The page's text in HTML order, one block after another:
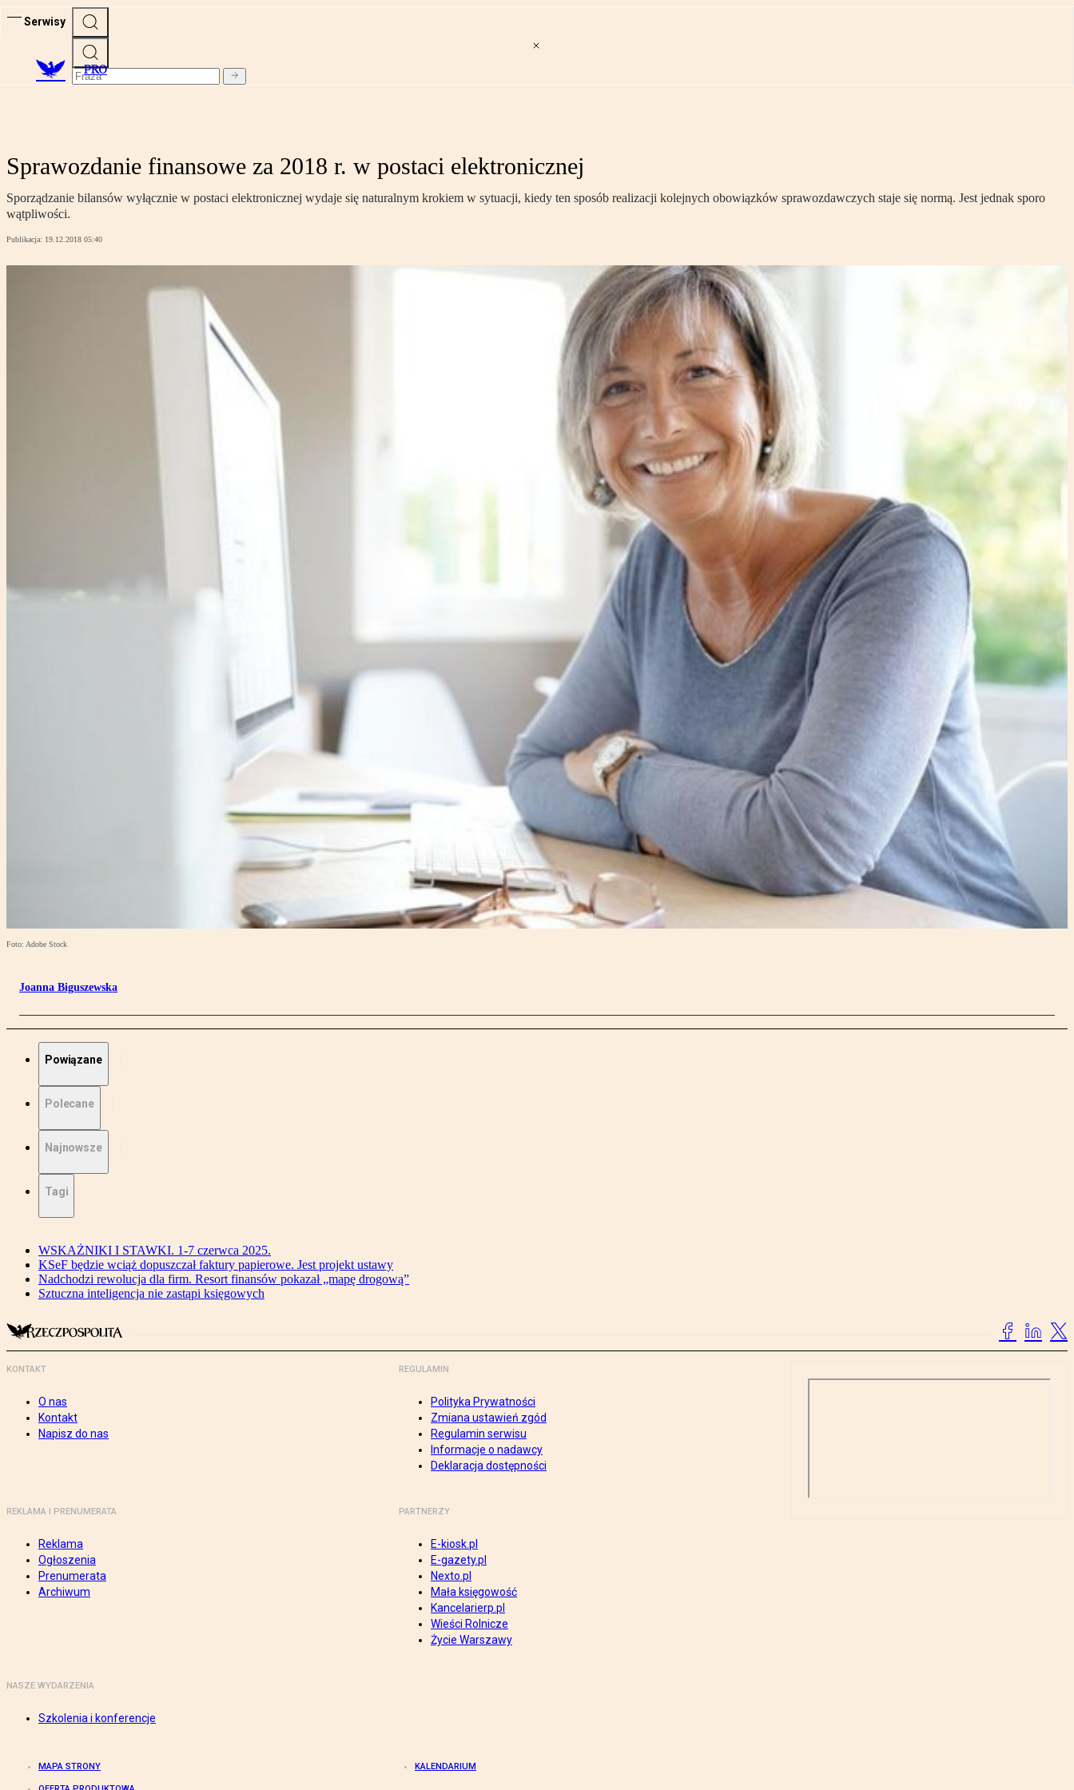
Serwisy
PRO
Sprawozdanie finansowe za 2018 r. w postaci elektronicznej
Sporządzanie bilansów wyłącznie w postaci elektronicznej wydaje się naturalnym krokiem w sytuacji, kiedy ten sposób realizacji kolejnych obowiązków sprawozdawczych staje się normą. Jest jednak sporo
wątpliwości.
Publikacja: 19.12.2018 05:40
Foto: Adobe Stock
Joanna Biguszewska
Powiązane
Polecane
Najnowsze
Tagi
WSKAŻNIKI I STAWKI. 1-7 czerwca 2025.
KSeF będzie wciąż dopuszczał faktury papierowe. Jest projekt ustawy
Nadchodzi rewolucja dla firm. Resort finansów pokazał „mapę drogową”
Sztuczna inteligencja nie zastąpi księgowych
KONTAKT
O nas
Kontakt
Napisz do nas
REGULAMIN
Polityka Prywatności
Zmiana ustawień zgód
Regulamin serwisu
Informacje o nadawcy
Deklaracja dostępności
REKLAMA I PRENUMERATA
Reklama
Ogłoszenia
Prenumerata
Archiwum
PARTNERZY
E-kiosk.pl
E-gazety.pl
Nexto.pl
Mała księgowość
Kancelarierp.pl
Wieści Rolnicze
Życie Warszawy
NASZE WYDARZENIA
Szkolenia i konferencje
MAPA STRONY KALENDARIUM